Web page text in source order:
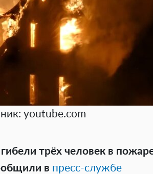
youtube.com
трёх человек в
в пресс-службе